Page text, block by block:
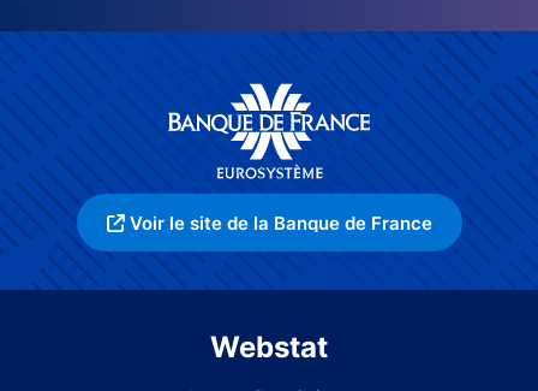
Voir le site de la Banque de France
Webstat